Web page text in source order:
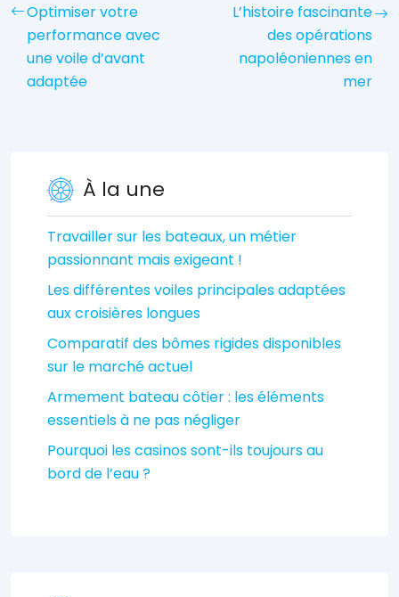
Optimiser votre
performance avec
une voile d’avant
adaptée
L’histoire fascinante
des opérations
napoléoniennes en
mer
À la une
Travailler sur les bateaux, un métier
passionnant mais exigeant !
Les différentes voiles principales adaptées
aux croisières longues
Comparatif des bômes rigides disponibles
sur le marché actuel
Armement bateau côtier : les éléments
essentiels à ne pas négliger
Pourquoi les casinos sont-ils toujours au
bord de l’eau ?